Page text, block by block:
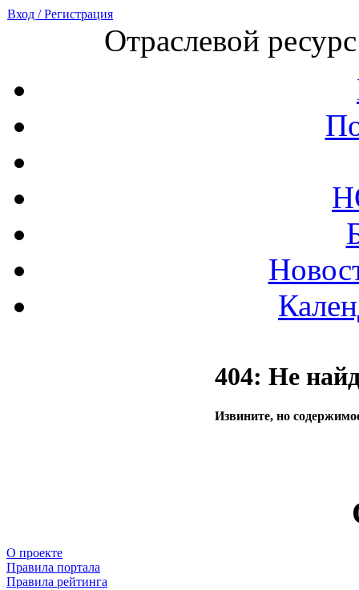
Вход / Регистрация
Отраслевой
404: Не
Извините, но
О проекте
Правила портала
Правила рейтинга